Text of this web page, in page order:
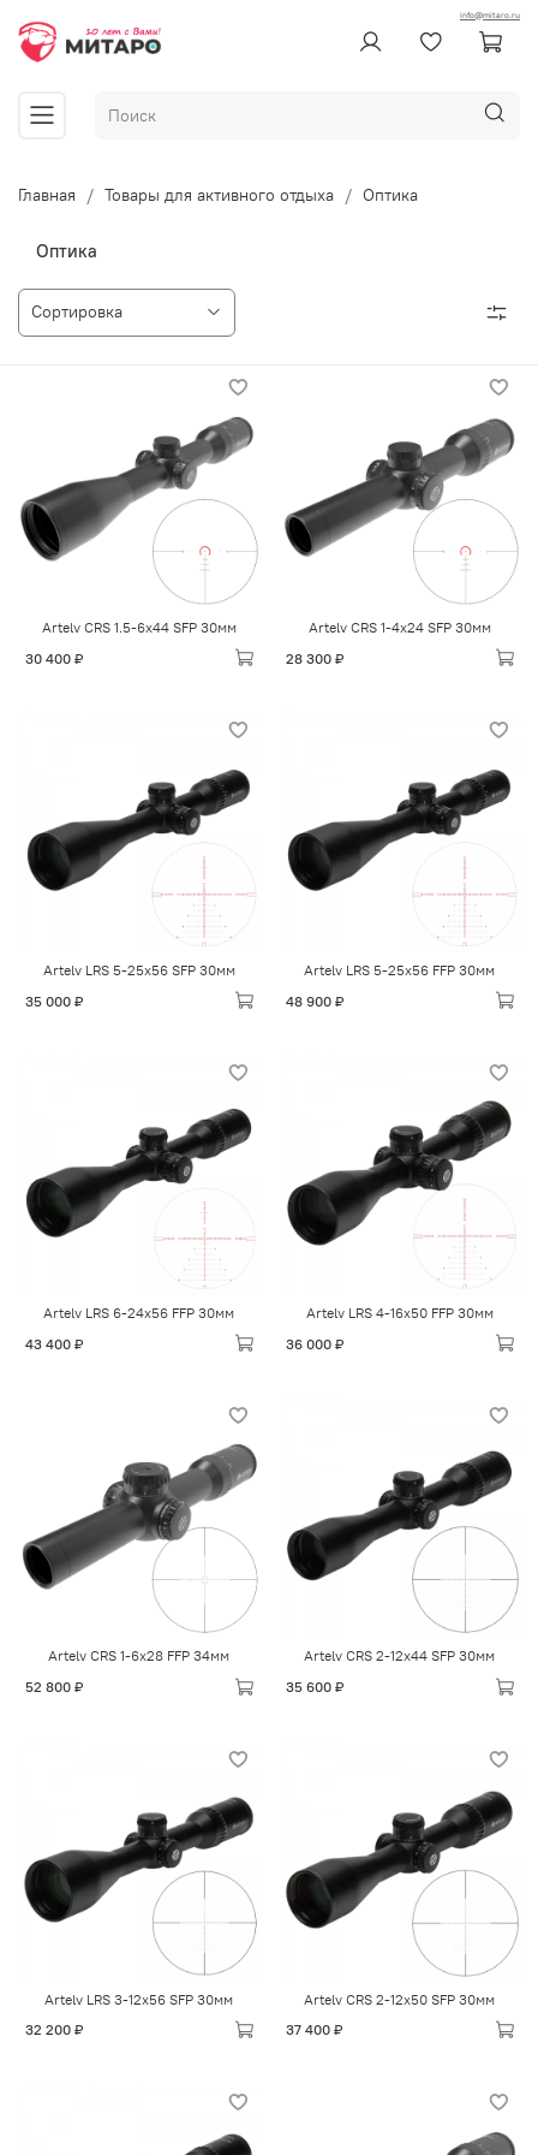
info@mitaro.ru
Главная Товары для активного отдыха Оптика
Оптика
Artelv CRS 1.5-6x44 SFP 30мм
30 400 ₽
Artelv CRS 1-4x24 SFP 30мм
28 300 ₽
Artelv LRS 5-25x56 SFP 30мм
35 000 ₽
Artelv LRS 5-25x56 FFP 30мм
48 900 ₽
Artelv LRS 6-24x56 FFP 30мм
43 400 ₽
Artelv LRS 4-16x50 FFP 30мм
36 000 ₽
Artelv CRS 1-6x28 FFP 34мм
52 800 ₽
Artelv CRS 2-12x44 SFP 30мм
35 600 ₽
Artelv LRS 3-12x56 SFP 30мм
32 200 ₽
Artelv CRS 2-12x50 SFP 30мм
37 400 ₽